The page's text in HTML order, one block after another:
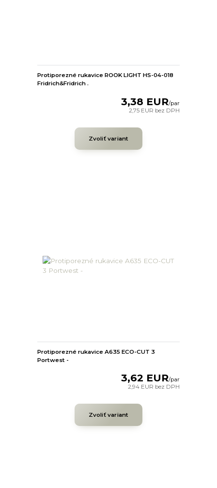
Protiporezné rukavice ROOK LIGHT HS-04-018
Fridrich&Fridrich .
3,38 EUR/par
2,75 EUR bez DPH
Zvoliť variant
Protiporezné rukavice A635 ECO-CUT 3
Portwest -
3,62 EUR/par
2,94 EUR bez DPH
Zvoliť variant